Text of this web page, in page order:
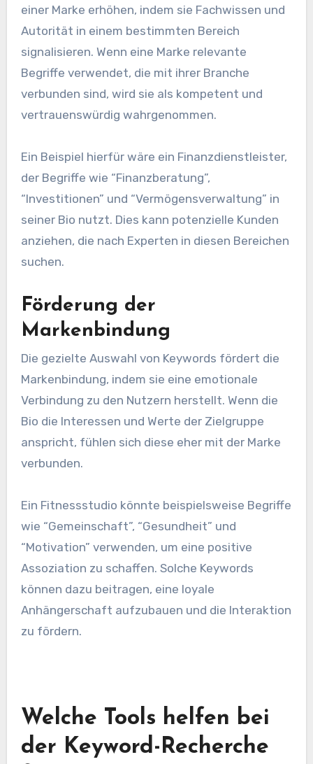
einer Marke erhöhen, indem sie Fachwissen und
Autorität in einem bestimmten Bereich
signalisieren. Wenn eine Marke relevante
Begriffe verwendet, die mit ihrer Branche
verbunden sind, wird sie als kompetent und
vertrauenswürdig wahrgenommen.
Ein Beispiel hierfür wäre ein Finanzdienstleister,
der Begriffe wie “Finanzberatung”,
“Investitionen” und “Vermögensverwaltung” in
seiner Bio nutzt. Dies kann potenzielle Kunden
anziehen, die nach Experten in diesen Bereichen
suchen.
Förderung der
Markenbindung
Die gezielte Auswahl von Keywords fördert die
Markenbindung, indem sie eine emotionale
Verbindung zu den Nutzern herstellt. Wenn die
Bio die Interessen und Werte der Zielgruppe
anspricht, fühlen sich diese eher mit der Marke
verbunden.
Ein Fitnessstudio könnte beispielsweise Begriffe
wie “Gemeinschaft”, “Gesundheit” und
“Motivation” verwenden, um eine positive
Assoziation zu schaffen. Solche Keywords
können dazu beitragen, eine loyale
Anhängerschaft aufzubauen und die Interaktion
zu fördern.
Welche Tools helfen bei
der Keyword-Recherche